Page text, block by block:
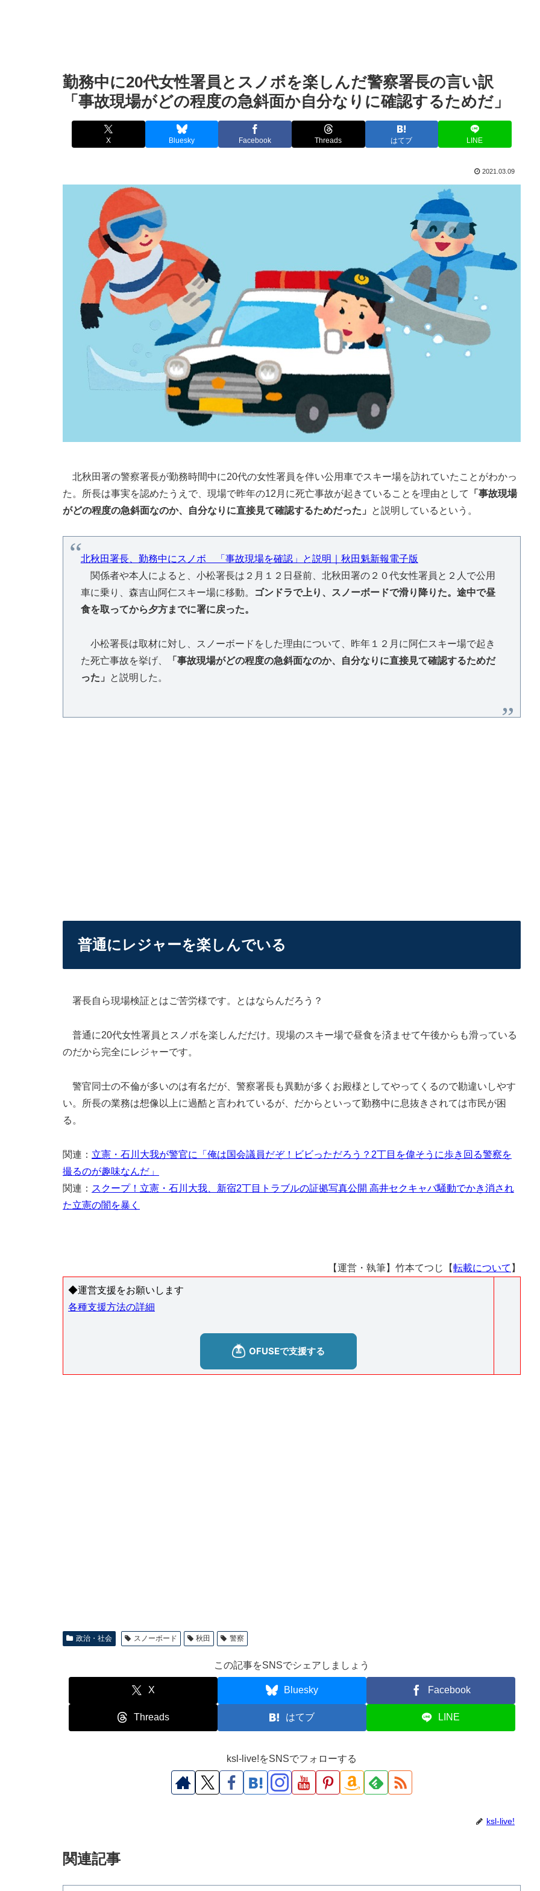
勤務中に20代女性署員とスノボを楽しんだ警察署長の言い訳
「事故現場がどの程度の急斜面か自分なりに確認するためだ」
X Bluesky Facebook Threads はてブ LINE
2021.03.09
北秋田署の警察署長が勤務時間中に20代の女性署員を伴い公用車でスキー場を訪れていたことがわかっ
た。所長は事実を認めたうえで、現場で昨年の12月に死亡事故が起きていることを理由として
「事故現場
がどの程度の急斜面なのか、自分なりに直接見て確認するためだった」
と説明しているという。
北秋田署長、勤務中にスノボ 「事故現場を確認」と説明｜秋田魁新報電子版
関係者や本人によると、小松署長は２月１２日昼前、北秋田署の２０代女性署員と２人で公用
車に乗り、森吉山阿仁スキー場に移動。
ゴンドラで上り、スノーボードで滑り降りた。途中で昼
食を取ってから夕方までに署に戻った。
小松署長は取材に対し、スノーボードをした理由について、昨年１２月に阿仁スキー場で起き
た死亡事故を挙げ、
「事故現場がどの程度の急斜面なのか、自分なりに直接見て確認するためだ
った」
と説明した。
普通にレジャーを楽しんでいる
署長自ら現場検証とはご苦労様です。とはならんだろう？
普通に20代女性署員とスノボを楽しんだだけ。現場のスキー場で昼食を済ませて午後からも滑っている
のだから完全にレジャーです。
警官同士の不倫が多いのは有名だが、警察署長も異動が多くお殿様としてやってくるので勘違いしやす
い。所長の業務は想像以上に過酷と言われているが、だからといって勤務中に息抜きされては市民が困
る。
関連： 立憲・石川大我が警官に「俺は国会議員だぞ！ビビっただろう？2丁目を偉そうに歩き回る警察を
撮るのが趣味なんだ」
関連： スクープ！立憲・石川大我、新宿2丁目トラブルの証拠写真公開 高井セクキャバ騒動でかき消され
た立憲の闇を暴く
【運営・執筆】竹本てつじ【転載について 】
◆運営支援をお願いします
各種支援方法の詳細
政治・社会 スノーボード 秋田 警察
この記事をSNSでシェアしましょう
X Bluesky Facebook
Threads はてブ LINE
ksl-live!をSNSでフォローする
ksl-live!
関連記事